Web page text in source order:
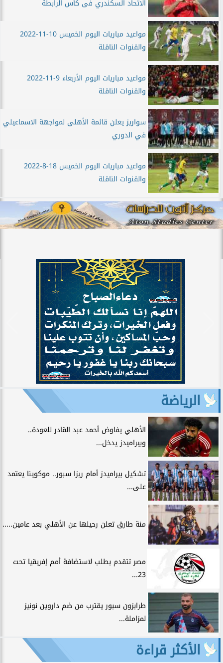
الاتحاد السكندري فى كأس الرابطة
مواعيد مباريات اليوم الخميس 10-11-2022
والقنوات الناقلة
مواعيد مباريات اليوم الأربعاء 9-11-2022
والقنوات الناقلة
سواريز يعلن قائمة الأهلى لمواجهة الاسماعيلي
في الدوري
مواعيد مباريات اليوم الخميس 18-8-2022
والقنوات الناقلة
الرياضة
الأهلي يفاوض أحمد عبد القادر للعودة..
وبيراميدز يدخل...
تشكيل بيراميدز أمام ريزا سبور.. موكوينا يعتمد
على...
منة طارق تعلن رحيلها عن الأهلي بعد عامين.....
مصر تتقدم بطلب لاستضافة أمم إفريقيا تحت
23...
طرابزون سبور يقترب من ضم داروين نونيز
لمزاملة...
الأكثر قراءة